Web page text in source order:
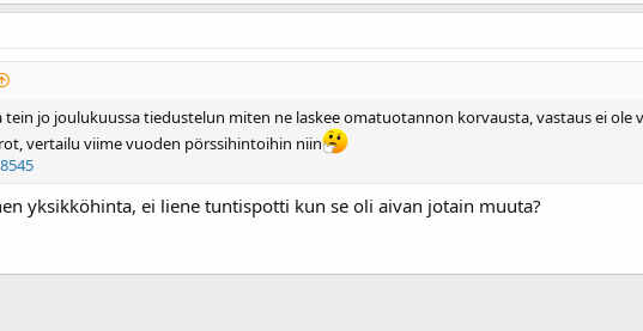
tein jo joulukuussa tiedustelun miten ne laskee omatuotannon korvausta, vastaus ei
vertailu viime vuoden pörssihintoihin niin
yksikköhinta, ei liene tuntispotti kun se oli aivan jotain muuta?